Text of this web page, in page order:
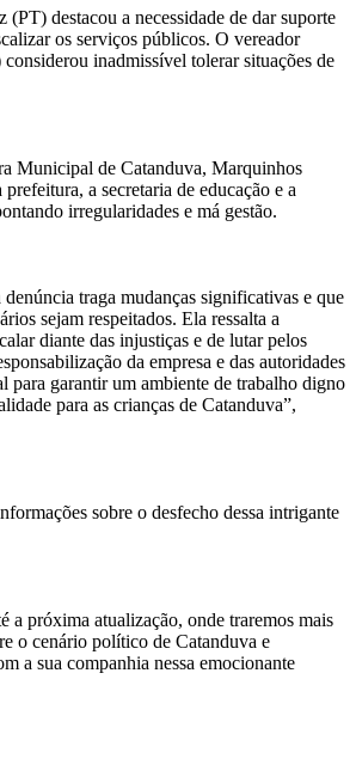
(PT) destacou a necessidade de dar suporte
os serviços públicos. O vereador
inadmissível tolerar situações de
Municipal de Catanduva, Marquinhos
a secretaria de educação e a
irregularidades e má gestão.
denúncia traga mudanças significativas e que
sejam respeitados. Ela ressalta a
diante das injustiças e de lutar pelos
da empresa e das autoridades
para garantir um ambiente de trabalho digno
para as crianças de Catanduva”,
sobre o desfecho dessa intrigante
a próxima atualização, onde traremos mais
o cenário político de Catanduva e
a sua companhia nessa emocionante